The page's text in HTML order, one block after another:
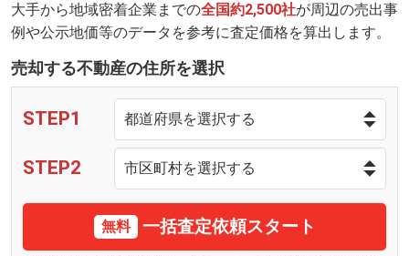
大手から地域密着企業までの全国約2,500社が周辺の売出事
例や公示地価等のデータを参考に査定価格を算出します。
売却する不動産の住所を選択
STEP1
STEP2
無料 一括査定依頼スタート